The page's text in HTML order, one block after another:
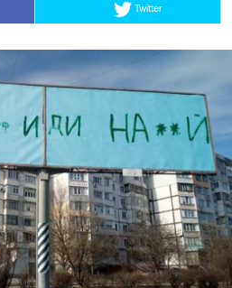
Twitter